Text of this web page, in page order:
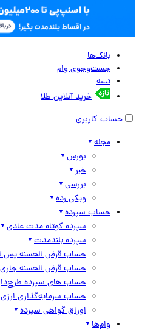
بانک‌ها
جست‌وجوی وام
تسه
خرید آنلاین طلا
حساب کاربری
مجله
بورس
خبر
بررسی
ویکی رده
حساب سپرده
سپرده کوتاه مدت عادی
سپرده بلندمدت
حساب قرض الحسنه پس انداز
حساب قرض الحسنه جاری
حساب های سپرده طرح‌دار
حساب سرمایه‌گذاری ارزی
اوراق گواهی سپرده
وام‌ها